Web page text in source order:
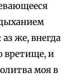
же, внегда
вретище, и
моя в